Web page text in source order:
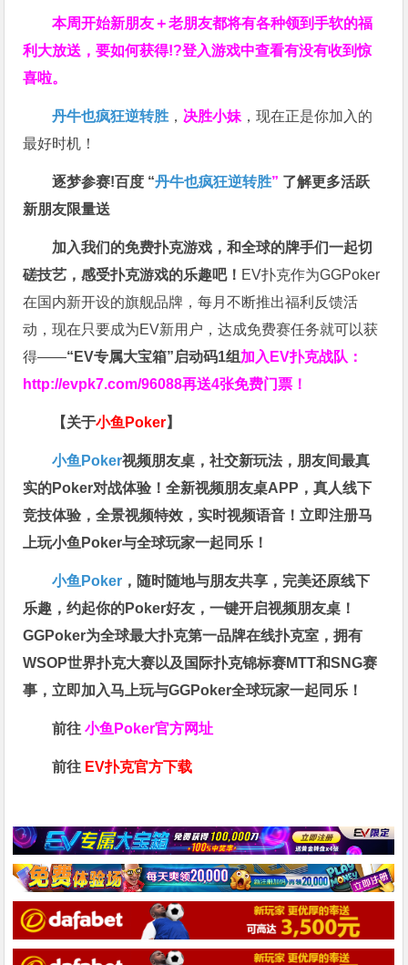
本周开始新朋友＋老朋友都将有各种领到手软的福
利大放送，要如何获得!?登入游戏中查看有没有收到惊
喜啦。
丹牛也疯狂逆转胜 ， 决胜小妹 ，现在正是你加入的
最好时机！
逐梦参赛!百度 “丹牛也疯狂逆转胜” 了解更多活跃
新朋友限量送
加入我们的免费扑克游戏，和全球的牌手们一起切
磋技艺，感受扑克游戏的乐趣吧！ EV扑克作为GGPoker
在国内新开设的旗舰品牌，每月不断推出福利反馈活
动，现在只要成为EV新用户，达成免费赛任务就可以获
得——“EV专属大宝箱”启动码1组 加入EV扑克战队：
http://evpk7.com/96088再送4张免费门票！
【关于小鱼Poker】
小鱼Poker视频朋友桌，社交新玩法，朋友间最真
实的Poker对战体验！全新视频朋友桌APP，真人线下
竞技体验，全景视频特效，实时视频语音！立即注册马
上玩小鱼Poker与全球玩家一起同乐！
小鱼Poker ，随时随地与朋友共享，完美还原线下
乐趣，约起你的Poker好友，一键开启视频朋友桌！
GGPoker为全球最大扑克第一品牌在线扑克室，拥有
WSOP世界扑克大赛以及国际扑克锦标赛MTT和SNG赛
事，立即加入马上玩与GGPoker全球玩家一起同乐！
前往小鱼Poker官方网址
前往 EV扑克官方下载